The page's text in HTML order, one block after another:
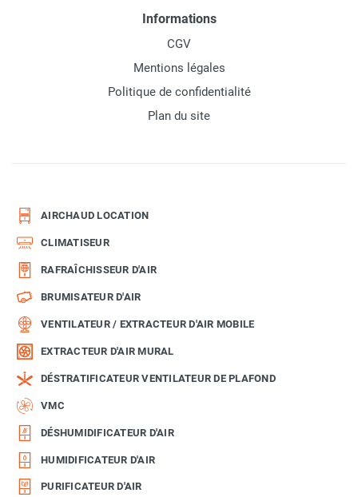
Informations
CGV
Mentions légales
Politique de confidentialité
Plan du site
AIRCHAUD LOCATION
CLIMATISEUR
RAFRAÎCHISSEUR D'AIR
BRUMISATEUR D'AIR
VENTILATEUR / EXTRACTEUR D'AIR MOBILE
EXTRACTEUR D'AIR MURAL
DÉSTRATIFICATEUR VENTILATEUR DE PLAFOND
VMC
DÉSHUMIDIFICATEUR D'AIR
HUMIDIFICATEUR D'AIR
PURIFICATEUR D'AIR